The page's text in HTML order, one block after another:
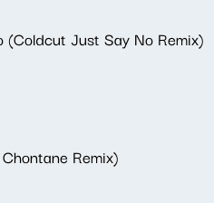
Just Say No Remix)
Remix)